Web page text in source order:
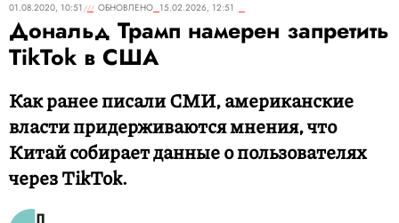
01.08.2020, 10:51
ОБНОВЛЕНО 15.02.2026, 12:51
Дональд Трамп намерен запретить
TikTok в США
Как ранее писали СМИ, американские
власти придерживаются мнения, что
Китай собирает данные о пользователях
через TikTok.